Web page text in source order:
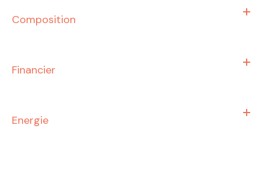
Composition
Financier
Energie